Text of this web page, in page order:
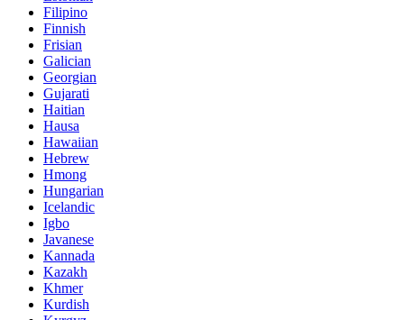
Filipino
Finnish
Frisian
Galician
Georgian
Gujarati
Haitian
Hausa
Hawaiian
Hebrew
Hmong
Hungarian
Icelandic
Igbo
Javanese
Kannada
Kazakh
Khmer
Kurdish